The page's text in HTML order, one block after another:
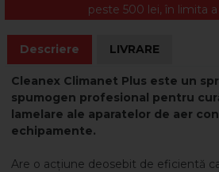
peste 500 lei, în limita
Descriere LIVRARE
Cleanex Climanet Plus este un
spumogen profesional pentru
lamelare ale aparatelor de aer
echipamente.
Are o acțiune deosebit de eficientă